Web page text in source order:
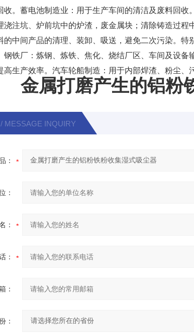
收。蓄电池制造业：用于生产车间的清洁及废料回
浇注坑、炉前坑中的炉渣，废金属块；清除铸造过程
的中间产品的清理、装卸、吸送，避免二次污染。
钢铁厂：炼钢、炼铁、焦化、烧结厂区、车间及设
高生产效率。汽车轮船制造：用于内部焊渣、粉尘、
金属打磨产生的铝粉
/ MESSAGE INQUIRY
：
：
：
：
：
：